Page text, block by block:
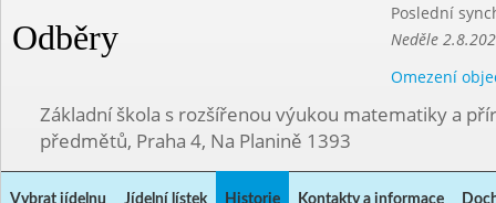
Odběry
Poslední
Neděle
Omezení
Základní škola s rozšířenou výukou matematiky a
předmětů, Praha 4, Na Planině 1393
Vybrat jídelnu Jídelní lístek Historie Kontakty a informace